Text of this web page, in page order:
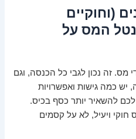
(וחוקיים
המס על
זה נכון לגבי כל הכנסה, וגם
יש כמה גישות ואפשרויות
לכם להשאיר יותר כסף בכיס.
חוקי ויעיל, לא על קסמים